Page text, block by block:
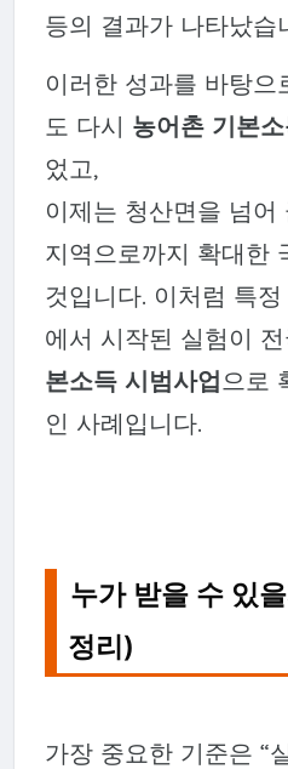
등의 결과가 나타났습
이러한 성과를 바탕으
도 다시 농어촌 기본
었고,
이제는 청산면을 넘어
지역으로까지 확대한
것입니다. 이처럼 특정
에서 시작된 실험이
본소득 시범사업 으로
인 사례입니다.
누가 받을 수 있
정리)
가장 중요한 기준은 “